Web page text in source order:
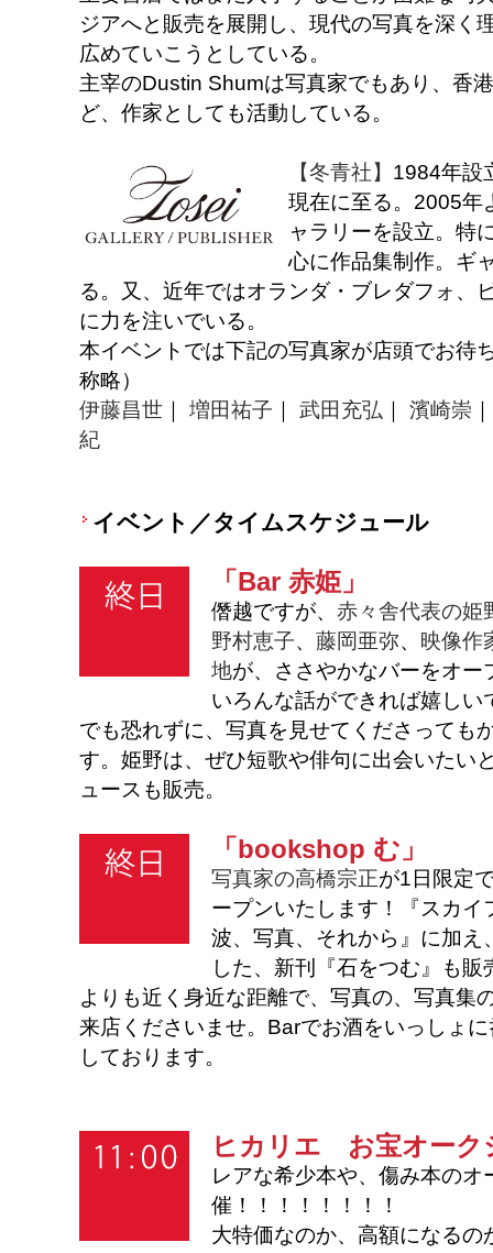
ジアへと販売を展開し、現代の写真を深く
広めていこうとしている。
主宰のDustin Shumは写真家でもあり、香
ど、作家としても活動している。
【冬青社】 1984年設
現在に至る。2005年
ャラリーを設立。特
心に作品集制作。ギ
る。又、近年ではオランダ・ブレダフォ、
に力を注いでいる。
本イベントでは下記の写真家が店頭でお待
称略）
伊藤昌世 ｜ 増田祐子 ｜ 武田充弘 ｜ 濱崎崇
紀
イベント／タイムスケジュール
「Bar 赤姫」
僭越ですが、 赤々舎代表の姫
野村恵子、 藤岡亜弥、 映像作
地が、ささやかなバーをオー
いろんな話ができれば嬉しい
でも恐れずに、写真を見せてくださっても
す。 姫野は、ぜひ短歌や俳句に出会いたい
ュースも販売。
「bookshop む」
写真家の高橋宗正が1日限定
ープンいたします！『スカイ
波、写真、それから』に加え
した、新刊『石をつむ』も販
よりも近く身近な距離で、 写真の、写真集
来店くださいませ。 Barでお酒をいっしょ
しております。
ヒカリエ お宝オーク
レアな希少本や、傷み本のオ
催！！！！！！！！
大特価なのか、高額になるの